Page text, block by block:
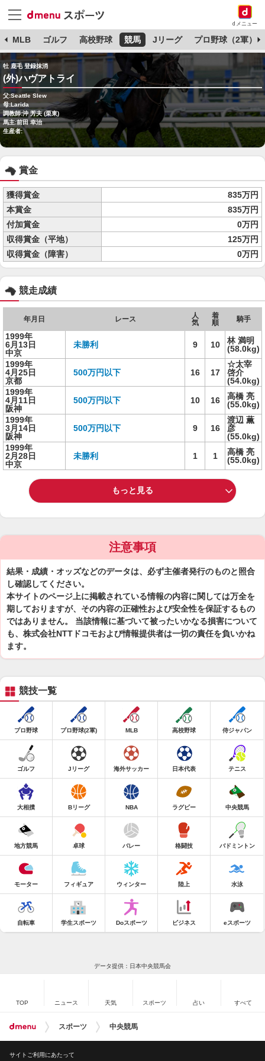
dメニュー
MLB ゴルフ 高校野球 競馬 Jリーグ プロ野球（2軍）
牡 鹿毛 登録抹消
(外)ハヴアトライ
父:Seattle Slew
母:Larida
調教師:沖 芳夫 (栗東)
馬主:前田 幸治
生産者:
賞金
獲得賞金
835万円
本賞金
835万円
付加賞金
0万円
収得賞金（平地）
125万円
収得賞金（障害）
0万円
競走成績
年月日 レース
人
気
着
順
騎手
1999年
6月13日
中京
未勝利 9 10
林 満明
(58.0kg)
1999年
4月25日
京都
500万円以下 16 17
☆太宰
啓介
(54.0kg)
1999年
4月11日
阪神
500万円以下 10 16
高橋 亮
(55.0kg)
1999年
3月14日
阪神
500万円以下 9 16
渡辺 薫
彦
(55.0kg)
1999年
2月28日
中京
未勝利 1 1
高橋 亮
(55.0kg)
もっと見る
注意事項
結果・成績・オッズなどのデータは、必ず主催者発行のものと照合
し確認してください。
本サイトのページ上に掲載されている情報の内容に関しては万全を
期しておりますが、その内容の正確性および安全性を保証するもの
ではありません。 当該情報に基づいて被ったいかなる損害について
も、株式会社NTTドコモおよび情報提供者は一切の責任を負いかね
ます。
競技一覧
プロ野球 プロ野球(2軍) MLB 高校野球 侍ジャパン
ゴルフ Jリーグ 海外サッカー 日本代表 テニス
大相撲 Bリーグ NBA ラグビー 中央競馬
地方競馬 卓球 バレー 格闘技 バドミントン
モーター フィギュア ウィンター 陸上 水泳
自転車 学生スポーツ Doスポーツ ビジネス eスポーツ
データ提供：日本中央競馬会
TOP ニュース 天気 スポーツ 占い すべて
スポーツ 中央競馬
サイトご利用にあたって